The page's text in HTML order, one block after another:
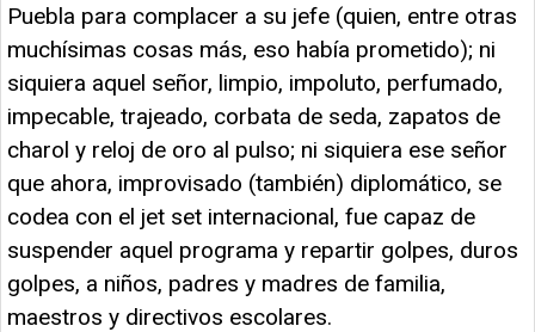
Puebla para complacer a su jefe (quien, entre otras
muchísimas cosas más, eso había prometido); ni
siquiera aquel señor, limpio, impoluto, perfumado,
impecable, trajeado, corbata de seda, zapatos de
charol y reloj de oro al pulso; ni siquiera ese señor
que ahora, improvisado (también) diplomático, se
codea con el jet set internacional, fue capaz de
suspender aquel programa y repartir golpes, duros
golpes, a niños, padres y madres de familia,
maestros y directivos escolares.